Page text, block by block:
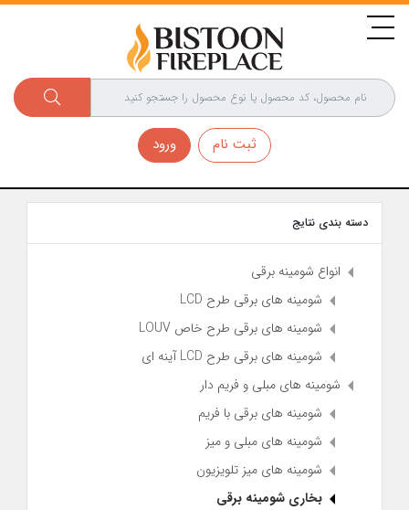
ورود ثبت نام
دسته بندی نتایج
انواع شومینه برقی
شومینه های برقی طرح LCD
شومینه های برقی طرح خاص LOUV
شومینه های برقی طرح LCD آینه ای
شومینه های مبلی و فریم دار
شومینه های برقی با فریم
شومینه های مبلی و میز
شومینه های میز تلویزیون
بخاری شومینه برقی